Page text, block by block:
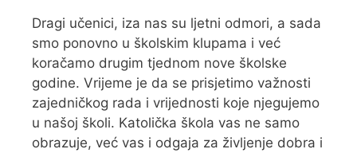
Dragi učenici, iza nas su ljetni odmori, a sada
smo ponovno u školskim klupama i već
koračamo drugim tjednom nove školske
godine. Vrijeme je da se prisjetimo važnosti
zajedničkog rada i vrijednosti koje njegujemo
u našoj školi. Katolička škola vas ne samo
obrazuje, već vas i odgaja za življenje dobra i